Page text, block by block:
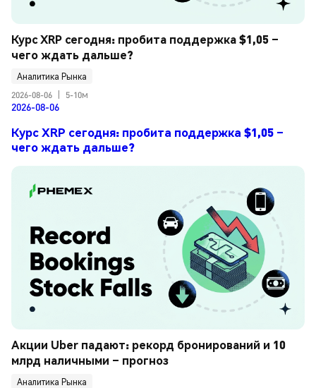
Курс XRP сегодня: пробита поддержка $1,05 –
чего ждать дальше?
Аналитика Рынка
2026-08-06
5-10м
2026-08-06
Курс XRP сегодня: пробита поддержка $1,05 –
чего ждать дальше?
Акции Uber падают: рекорд бронирований и 10
млрд наличными – прогноз
Аналитика Рынка